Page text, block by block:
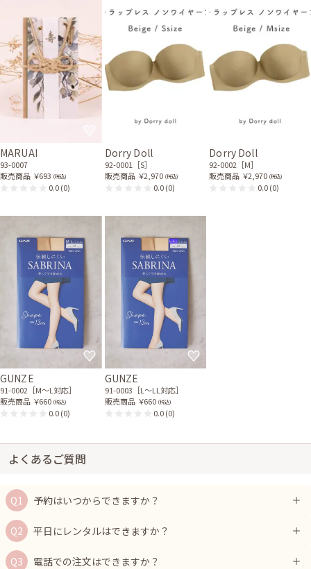
MARUAI
93-0007
販売商品 ￥693 (税込)
0.0(0)
Dorry Doll
92-0001［S］
販売商品 ￥2,970 (税込)
0.0(0)
Dorry Doll
92-0002［M］
販売商品 ￥2,970 (税込)
0.0(0)
GUNZE
91-0002［M〜L対応］
販売商品 ￥660 (税込)
0.0(0)
GUNZE
91-0003［L〜LL対応］
販売商品 ￥660 (税込)
0.0(0)
よくあるご質問
予約はいつからできますか？
平日にレンタルはできますか？
電話での注文はできますか？